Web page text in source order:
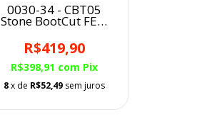
0030-34 - CBT05
Stone BootCut FEM
R$419,90
R$398,91 com Pix
8x de R$52,49 sem juros